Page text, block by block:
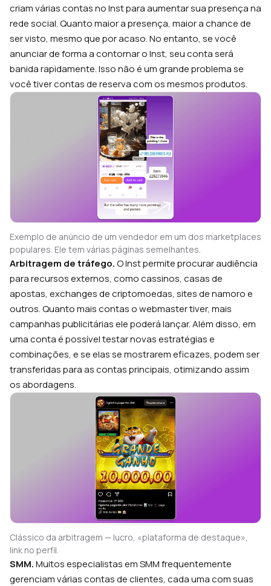
criam várias contas no Inst para aumentar sua presença na
rede social. Quanto maior a presença, maior a chance de
ser visto, mesmo que por acaso. No entanto, se você
anunciar de forma a contornar o Inst, seu conta será
banida rapidamente. Isso não é um grande problema se
você tiver contas de reserva com os mesmos produtos.
Exemplo de anúncio de um vendedor em um dos marketplaces
populares. Ele tem várias páginas semelhantes.
Arbitragem de tráfego.O Inst permite procurar audiência
para recursos externos, como cassinos, casas de
apostas, exchanges de criptomoedas, sites de namoro e
outros. Quanto mais contas o webmaster tiver, mais
campanhas publicitárias ele poderá lançar. Além disso, em
uma conta é possível testar novas estratégias e
combinações, e se elas se mostrarem eficazes, podem ser
transferidas para as contas principais, otimizando assim
os abordagens.
Clássico da arbitragem — lucro, «plataforma de destaque»,
link no perfil.
SMM.Muitos especialistas em SMM frequentemente
gerenciam várias contas de clientes, cada uma com suas